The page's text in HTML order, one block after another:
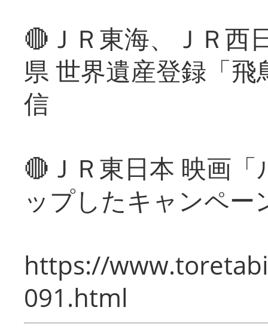
🔴ＪＲ東海、ＪＲ西
県 世界遺産登録「
信
🔴ＪＲ東日本 映画
ップしたキャンペー
https://
091.html